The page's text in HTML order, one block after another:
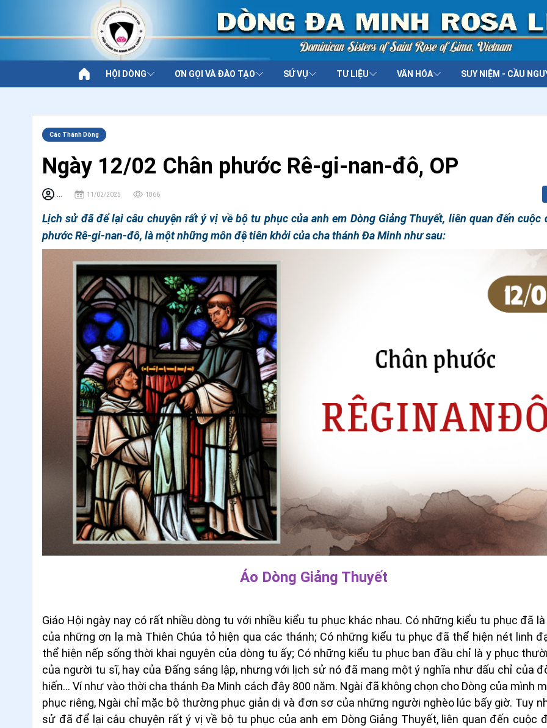
HỘI DÒNG ƠN GỌI VÀ ĐÀO TẠO SỨ VỤ TƯ LIỆU VĂN HÓA SUY NIỆM - CẦU
Các Thánh Dòng
Ngày 12/02 Chân phước Rê-gi-nan-đô, OP
... 11/02/2025 1866
Lịch sử đã để lại câu chuyện rất ý vị về bộ tu phục của anh em Dòng Giảng Thuyết, liên quan đến cuộc
phước Rê-gi-nan-đô, là một những môn đệ tiên khởi của cha thánh Đa Minh như sau:
Áo Dòng Giảng Thuyết
Giáo Hội ngày nay có rất nhiều dòng tu với nhiều kiểu tu phục khác nhau. Có những kiểu tu phục đã
của những ơn lạ mà Thiên Chúa tỏ hiện qua các thánh; Có những kiểu tu phục đã thể hiện nét linh
thể hiện nếp sống thời khai nguyên của dòng tu ấy; Có những kiểu tu phục ban đầu chỉ là y phục
của người tu sĩ, hay của Đấng sáng lập, nhưng với lịch sử nó đã mang một ý nghĩa như dấu chỉ của
hiến... Ví như vào thời cha thánh Đa Minh cách đây 800 năm. Ngài đã không chọn cho Dòng của mình
phục riêng, Ngài chỉ mặc bộ thường phục giản dị và đơn sơ của những người nghèo lúc bấy giờ. Tuy
sử đã để lại câu chuyện rất ý vị về bộ tu phục của anh em Dòng Giảng Thuyết, liên quan đến cuộc